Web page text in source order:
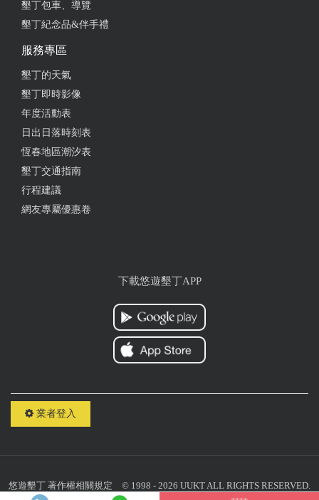
墾丁包車、導覽
墾丁紀念品&伴手禮
服務專區
墾丁的天氣
墾丁即時影像
年度活動表
日出日落時刻表
恆春地區潮汐表
墾丁交通指南
行程建議
網友專屬優惠卷
下載悠遊墾丁APP
業者登入
悠遊墾丁 著作權相關規定 © 1998 - 2026 UUKT ALL RIGHTS RESERVED.